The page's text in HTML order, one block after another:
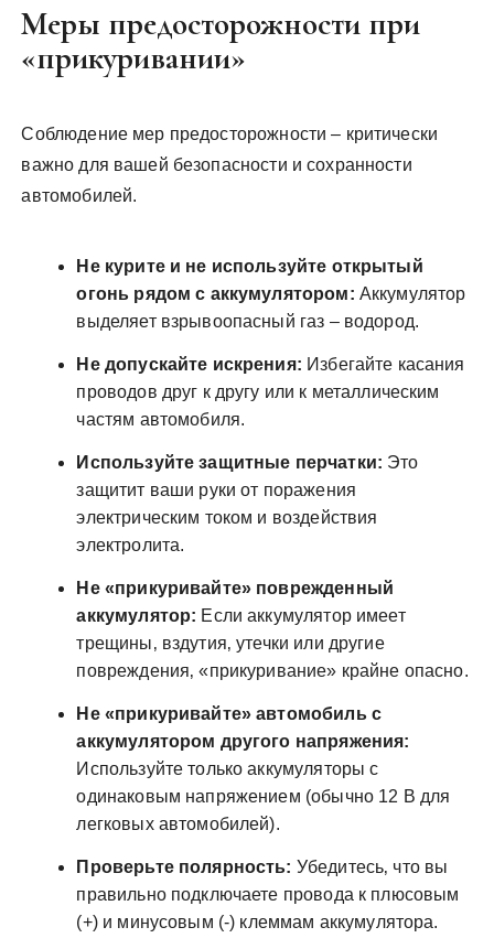
Меры предосторожности при
«прикуривании»
Соблюдение мер предосторожности – критически
важно для вашей безопасности и сохранности
автомобилей.
Не курите и не используйте открытый
огонь рядом с аккумулятором: Аккумулятор
выделяет взрывоопасный газ – водород.
Не допускайте искрения: Избегайте касания
проводов друг к другу или к металлическим
частям автомобиля.
Используйте защитные перчатки: Это
защитит ваши руки от поражения
электрическим током и воздействия
электролита.
Не «прикуривайте» поврежденный
аккумулятор: Если аккумулятор имеет
трещины‚ вздутия‚ утечки или другие
повреждения‚ «прикуривание» крайне опасно.
Не «прикуривайте» автомобиль с
аккумулятором другого напряжения:
Используйте только аккумуляторы с
одинаковым напряжением (обычно 12 В для
легковых автомобилей).
Проверьте полярность: Убедитесь‚ что вы
правильно подключаете провода к плюсовым
(+) и минусовым (-) клеммам аккумулятора.